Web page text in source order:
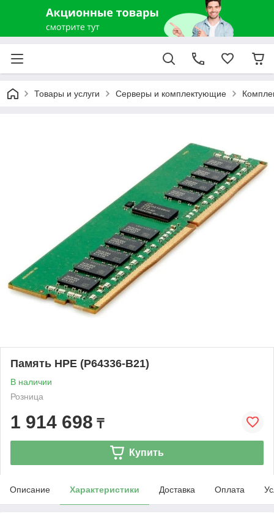
Товары и услуги Серверы и комплектующие
Память HPE (P64336-B21)
В наличии
Розница
1 914 698 ₸
Купить
Описание Характеристики Доставка Оплата